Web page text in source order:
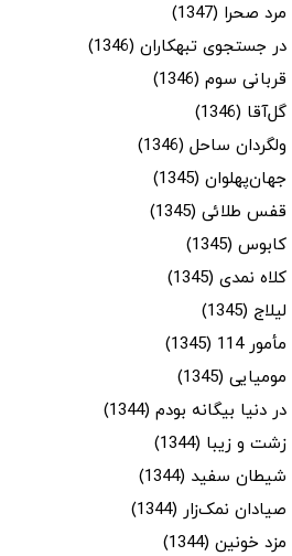
مرد صحرا (1347)
در جستجوی تبهکاران (1346)
قربانی سوم (1346)
گل‌آقا (1346)
ولگردان ساحل (1346)
جهان‌پهلوان (1345)
قفس طلائی (1345)
کابوس (1345)
کلاه نمدی (1345)
لیلاج (1345)
مأمور 114 (1345)
مومیایی (1345)
در دنیا بیگانه بودم (1344)
زشت و زیبا (1344)
شیطان سفید (1344)
صیادان نمک‌زار (1344)
مزد خونین (1344)